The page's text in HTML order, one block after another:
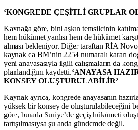
‘KONGREDE ÇEŞİTLİ GRUPLAR
Kaynağa göre, bini aşkın temsilcinin
hem hükümet yanlısı hem de hükümet
alması bekleniyor. Diğer taraftan RİA
kaynak da BM’nin 2254 numaralı kararı
yeni anayasasıyla ilgili çalışmaların da
planlandığını kaydetti.‘ANAYASA
KONSEY OLUŞTURULABİLİR’
Kaynak ayrıca, kongrede anayasanın
yüksek bir konsey de oluşturulabileceğini
göre, burada Suriye’de geçiş hükümeti
tartışılmasıysa şu anda gündemde değil.